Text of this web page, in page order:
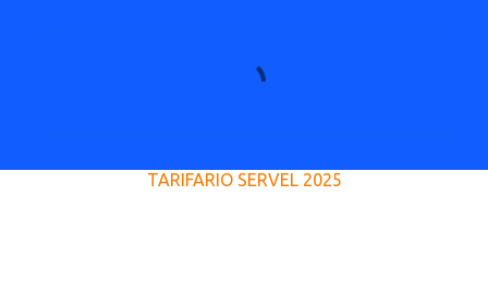
TARIFARIO SERVEL 2025